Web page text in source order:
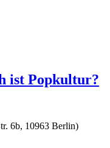
ist Popkultur?
6b, 10963 Berlin)